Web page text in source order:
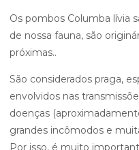
Os pombos Columba lívia
de nossa fauna, são
próximas..
São considerados praga,
envolvidos nas
doenças
grandes incômodos e
Por isso, é muito